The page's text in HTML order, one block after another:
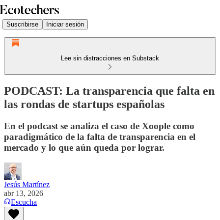
Suscribirse Iniciar sesión
Lee sin distracciones en Substack
PODCAST: La transparencia que falta en
las rondas de startups españolas
En el podcast se analiza el caso de Xoople como
paradigmático de la falta de transparencia en el
mercado y lo que aún queda por lograr.
Jesús Martínez
abr 13, 2026
Escucha